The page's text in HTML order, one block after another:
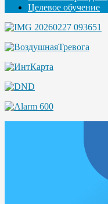
Целевое обучение